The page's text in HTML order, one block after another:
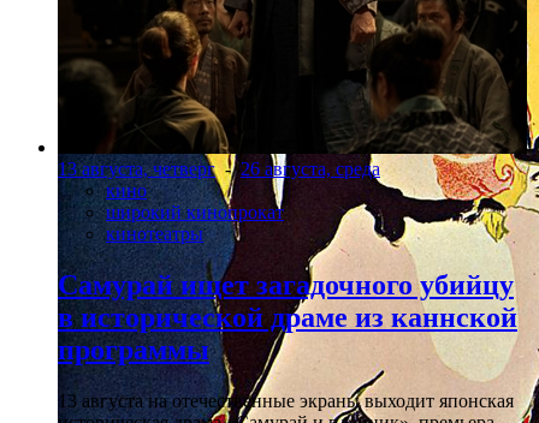
13 августа, четверг-26 августа, среда
кино
широкий кинопрокат
кинотеатры
Самурай ищет загадочного убийцу
в исторической драме из каннской
программы
13 августа на отечественные экраны выходит японская